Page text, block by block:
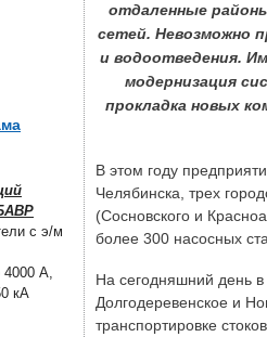
с э/м
4000 А,
кА
отдаленные
сетей. Невозможно
и водоотведения.
модернизация
прокладка новых
В этом году
Челябинска, трех
(Сосновского и
более 300 насосных
На сегодняшний день в
Долгодеревенское и
транспортировке